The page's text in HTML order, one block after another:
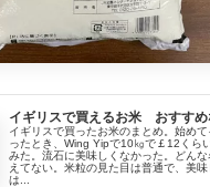
イギリスで買えるお米 おすす
イギリスで買ったお米のまとめ。始め
ったとき、Wing Yipで10㎏で￡12くら
みた。流石に美味しくなかった。どん
えてない。米粒の見た目は普通で、美
は...